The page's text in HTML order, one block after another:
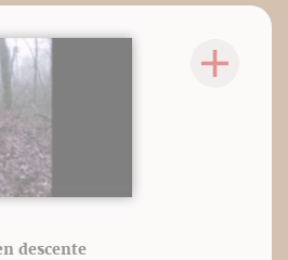
descente